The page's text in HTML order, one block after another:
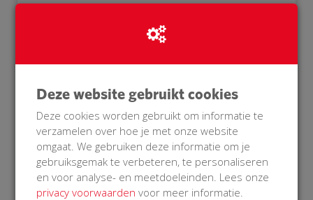
geen probleem! De AED wordt namelijk aangemeld
bij het reanimatie-oproepsysteem. Als er iemand
burgerhulpverlener die opgeroepen wordt. Een
burgerhulpverlener is getraind om in zo’n situatie
hulp te verlenen.
Doe je mee met onze BuurtAED?
Deze website gebruikt cookies
Deze cookies worden gebruikt om informatie te
verzamelen over hoe je met onze website
omgaat. We gebruiken deze informatie om je
gebruiksgemak te verbeteren, te personaliseren
en voor analyse- en meetdoeleinden. Lees onze
privacy voorwaarden voor meer informatie.